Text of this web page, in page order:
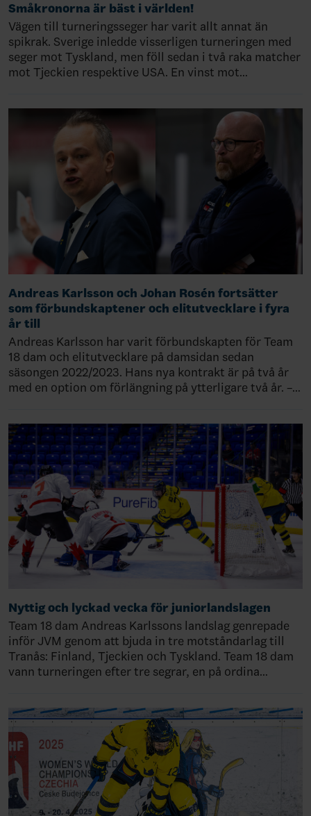
Småkronorna är bäst i världen!
Vägen till turneringsseger har varit allt annat än
spikrak. Sverige inledde visserligen turneringen med
seger mot Tyskland, men föll sedan i två raka matcher
mot Tjeckien respektive USA. En vinst mot…
Andreas Karlsson och Johan Rosén fortsätter
som förbundskaptener och elitutvecklare i fyra
år till
Andreas Karlsson har varit förbundskapten för Team
18 dam och elitutvecklare på damsidan sedan
säsongen 2022/2023. Hans nya kontrakt är på två år
med en option om förlängning på ytterligare två år. –…
Nyttig och lyckad vecka för juniorlandslagen
Team 18 dam Andreas Karlssons landslag genrepade
inför JVM genom att bjuda in tre motståndarlag till
Tranås: Finland, Tjeckien och Tyskland. Team 18 dam
vann turneringen efter tre segrar, en på ordina…